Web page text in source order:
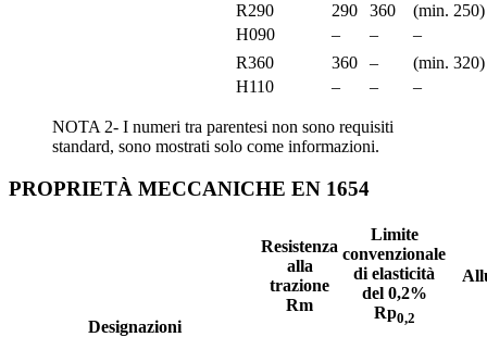
R290
290 360
(min. 250)
H090
– –
–
R360
360 –
(min. 320)
H110
– – –
NOTA 2- I numeri tra parentesi non sono requisiti
standard, sono mostrati solo come informazioni.
PROPRIETÀ MECCANICHE EN 1654
Designazioni
Resistenza
alla
trazione
Rm
Limite
convenzionale
di elasticità
del 0,2%
Rp0,2